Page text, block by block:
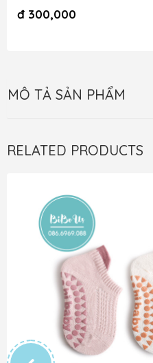
đ 300,000
MÔ TẢ SẢN PHẨM
RELATED PRODUCTS